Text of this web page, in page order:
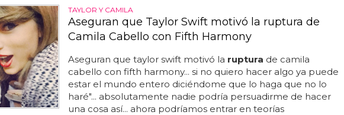
TAYLOR Y CAMILA
Aseguran que Taylor Swift motivó la ruptura de
Camila Cabello con Fifth Harmony
Aseguran que taylor swift motivó la ruptura de camila
cabello con fifth harmony... si no quiero hacer algo ya puede
estar el mundo entero diciéndome que lo haga que no lo
haré"... absolutamente nadie podría persuadirme de hacer
una cosa así... ahora podríamos entrar en teorías